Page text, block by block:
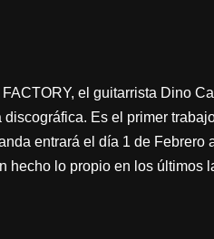
el guitarrista Dino
Es el primer
entrará el día 1 de Febrero
hecho lo propio en los últimos